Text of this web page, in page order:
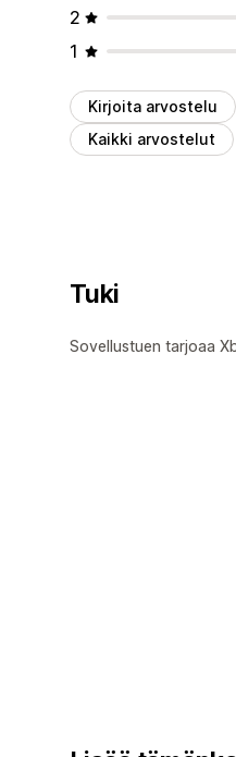
2
1
Kirjoita arvostelu
Kaikki arvostelut
Tuki
Sovellustuen tarjoaa